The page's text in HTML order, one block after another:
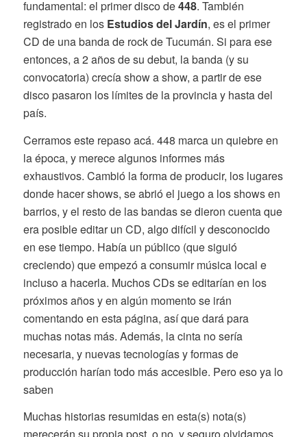
fundamental: el primer disco de448. También
registrado en los Estudios del Jardín, es el primer
CD de una banda de rock de Tucumán. Si para ese
entonces, a 2 años de su debut, la banda (y su
convocatoria) crecía show a show, a partir de ese
disco pasaron los límites de la provincia y hasta del
país.
Cerramos este repaso acá. 448 marca un quiebre en
la época, y merece algunos informes más
exhaustivos. Cambió la forma de producir, los lugares
donde hacer shows, se abrió el juego a los shows en
barrios, y el resto de las bandas se dieron cuenta que
era posible editar un CD, algo difícil y desconocido
en ese tiempo. Había un público (que siguió
creciendo) que empezó a consumir música local e
incluso a hacerla. Muchos CDs se editarían en los
próximos años y en algún momento se irán
comentando en esta página, así que dará para
muchas notas más. Además, la cinta no sería
necesaria, y nuevas tecnologías y formas de
producción harían todo más accesible. Pero eso ya lo
saben
Muchas historias resumidas en esta(s) nota(s)